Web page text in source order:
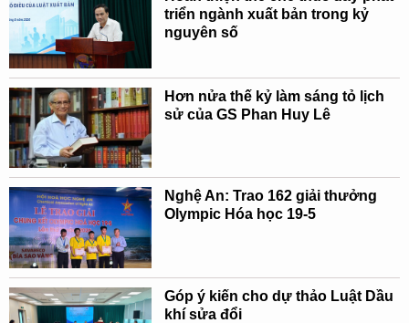
triển ngành xuất bản trong kỷ
nguyên số
Hơn nửa thế kỷ làm sáng tỏ lịch
sử của GS Phan Huy Lê
Nghệ An: Trao 162 giải thưởng
Olympic Hóa học 19-5
Góp ý kiến cho dự thảo Luật Dầu
khí sửa đổi